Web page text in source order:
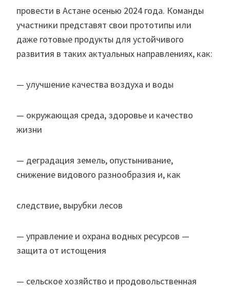
провести в Астане осенью 2024 года. Команды
участники представят свои прототипы или
даже готовые продукты для устойчивого
развития в таких актуальных направлениях, как:
— улучшение качества воздуха и воды
— окружающая среда, здоровье и качество
жизни
— деградация земель, опустынивание,
снижение видового разнообразия и, как
следствие, вырубки лесов
— управление и охрана водных ресурсов —
защита от истощения
— сельское хозяйство и продовольственная